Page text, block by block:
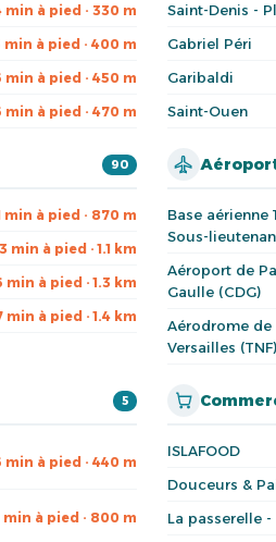
min à pied · 330 m
min à pied · 400 m
min à pied · 450 m
min à pied · 470 m
Saint-Denis -
Gabriel Péri
Garibaldi
Saint-Ouen
90
min à pied · 870 m
min à pied · 1.1 km
min à pied · 1.3 km
min à pied · 1.4 km
Base aérienne
Sous-
Aéroport de
Gaulle (CDG)
Aérodrome de
Versailles (TNF)
5
min à pied · 440 m
min à pied · 800 m
ISLAFOOD
Douceurs &
La passerelle